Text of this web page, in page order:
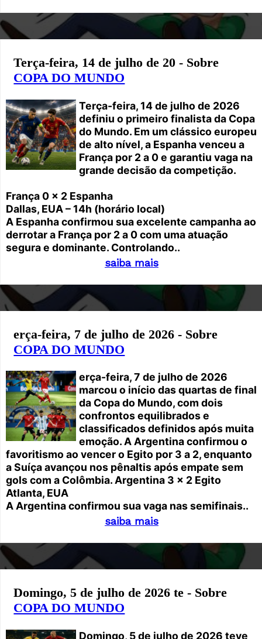
Terça-feira, 14 de julho de 20 - Sobre
COPA DO MUNDO
Terça-feira, 14 de julho de 2026
definiu o primeiro finalista da Copa
do Mundo. Em um clássico europeu
de alto nível, a Espanha venceu a
França por 2 a 0 e garantiu vaga na
grande decisão da competição.
França 0 x 2 Espanha
Dallas, EUA – 14h (horário local)
A Espanha confirmou sua excelente campanha ao
derrotar a França por 2 a 0 com uma atuação
segura e dominante. Controlando..
saiba mais
erça-feira, 7 de julho de 2026 - Sobre
COPA DO MUNDO
erça-feira, 7 de julho de 2026
marcou o início das quartas de final
da Copa do Mundo, com dois
confrontos equilibrados e
classificados definidos após muita
emoção. A Argentina confirmou o
favoritismo ao vencer o Egito por 3 a 2, enquanto
a Suíça avançou nos pênaltis após empate sem
gols com a Colômbia. Argentina 3 x 2 Egito
Atlanta, EUA
A Argentina confirmou sua vaga nas semifinais..
saiba mais
Domingo, 5 de julho de 2026 te - Sobre
COPA DO MUNDO
Domingo, 5 de julho de 2026 teve